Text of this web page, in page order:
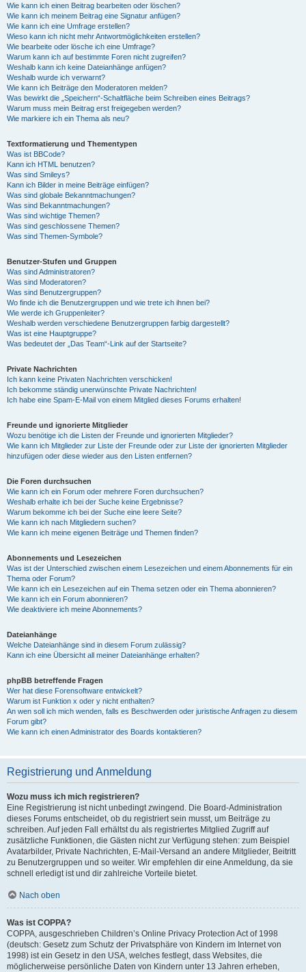
Wie kann ich einen Beitrag bearbeiten oder löschen?
Wie kann ich meinem Beitrag eine Signatur anfügen?
Wie kann ich eine Umfrage erstellen?
Wieso kann ich nicht mehr Antwortmöglichkeiten erstellen?
Wie bearbeite oder lösche ich eine Umfrage?
Warum kann ich auf bestimmte Foren nicht zugreifen?
Weshalb kann ich keine Dateianhänge anfügen?
Weshalb wurde ich verwarnt?
Wie kann ich Beiträge den Moderatoren melden?
Was bewirkt die „Speichern“-Schaltfläche beim Schreiben eines Beitrags?
Warum muss mein Beitrag erst freigegeben werden?
Wie markiere ich ein Thema als neu?
Textformatierung und Thementypen
Was ist BBCode?
Kann ich HTML benutzen?
Was sind Smileys?
Kann ich Bilder in meine Beiträge einfügen?
Was sind globale Bekanntmachungen?
Was sind Bekanntmachungen?
Was sind wichtige Themen?
Was sind geschlossene Themen?
Was sind Themen-Symbole?
Benutzer-Stufen und Gruppen
Was sind Administratoren?
Was sind Moderatoren?
Was sind Benutzergruppen?
Wo finde ich die Benutzergruppen und wie trete ich ihnen bei?
Wie werde ich Gruppenleiter?
Weshalb werden verschiedene Benutzergruppen farbig dargestellt?
Was ist eine Hauptgruppe?
Was bedeutet der „Das Team“-Link auf der Startseite?
Private Nachrichten
Ich kann keine Privaten Nachrichten verschicken!
Ich bekomme ständig unerwünschte Private Nachrichten!
Ich habe eine Spam-E-Mail von einem Mitglied dieses Forums erhalten!
Freunde und ignorierte Mitglieder
Wozu benötige ich die Listen der Freunde und ignorierten Mitglieder?
Wie kann ich Mitglieder zur Liste der Freunde oder zur Liste der ignorierten Mitglieder
hinzufügen oder diese wieder aus den Listen entfernen?
Die Foren durchsuchen
Wie kann ich ein Forum oder mehrere Foren durchsuchen?
Weshalb erhalte ich bei der Suche keine Ergebnisse?
Warum bekomme ich bei der Suche eine leere Seite?
Wie kann ich nach Mitgliedern suchen?
Wie kann ich meine eigenen Beiträge und Themen finden?
Abonnements und Lesezeichen
Was ist der Unterschied zwischen einem Lesezeichen und einem Abonnements für ein
Thema oder Forum?
Wie kann ich ein Lesezeichen auf ein Thema setzen oder ein Thema abonnieren?
Wie kann ich ein Forum abonnieren?
Wie deaktiviere ich meine Abonnements?
Dateianhänge
Welche Dateianhänge sind in diesem Forum zulässig?
Kann ich eine Übersicht all meiner Dateianhänge erhalten?
phpBB betreffende Fragen
Wer hat diese Forensoftware entwickelt?
Warum ist Funktion x oder y nicht enthalten?
An wen soll ich mich wenden, falls es Beschwerden oder juristische Anfragen zu diesem
Forum gibt?
Wie kann ich einen Administrator des Boards kontaktieren?
Registrierung und Anmeldung
Wozu muss ich mich registrieren?
Eine Registrierung ist nicht unbedingt zwingend. Die Board-Administration
dieses Forums entscheidet, ob du registriert sein musst, um Beiträge zu
schreiben. Auf jeden Fall erhältst du als registriertes Mitglied Zugriff auf
zusätzliche Funktionen, die Gästen nicht zur Verfügung stehen: zum Beispiel
Avatarbilder, Private Nachrichten, E-Mail-Versand an andere Mitglieder, Beitritt
zu Benutzergruppen und so weiter. Wir empfehlen dir eine Anmeldung, da sie
schnell erledigt ist und dir zahlreiche Vorteile bietet.
Nach oben
Was ist COPPA?
COPPA, ausgeschrieben Children’s Online Privacy Protection Act of 1998
(deutsch: Gesetz zum Schutz der Privatsphäre von Kindern im Internet von
1998) ist ein Gesetz in den USA, welches festlegt, dass Websites, die
möglicherweise persönliche Daten von Kindern unter 13 Jahren erheben,